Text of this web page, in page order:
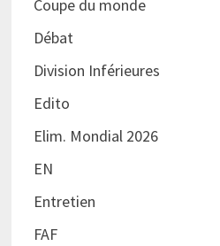
Coupe du monde
Débat
Division Inférieures
Edito
Elim. Mondial 2026
EN
Entretien
FAF